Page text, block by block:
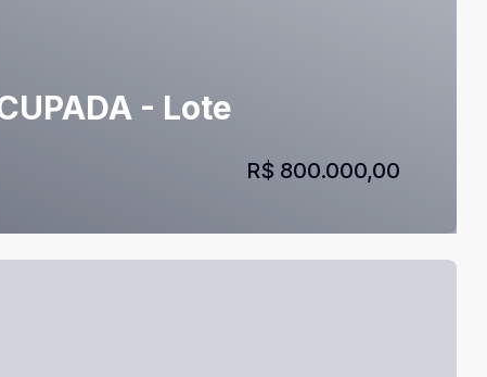
- Lote
R$ 800.000,00